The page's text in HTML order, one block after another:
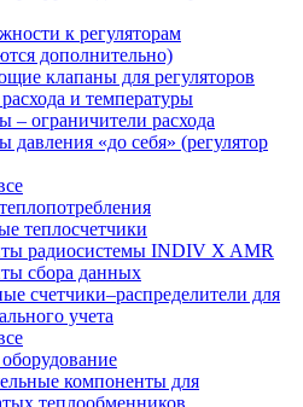
к регуляторам
дополнительно)
клапаны для регуляторов
и температуры
– ограничители расхода
давления «до себя» (регулятор
теплосчетчики
радиосистемы INDIV X AMR
сбора данных
счетчики–распределители для
учета
компоненты для
теплообменников